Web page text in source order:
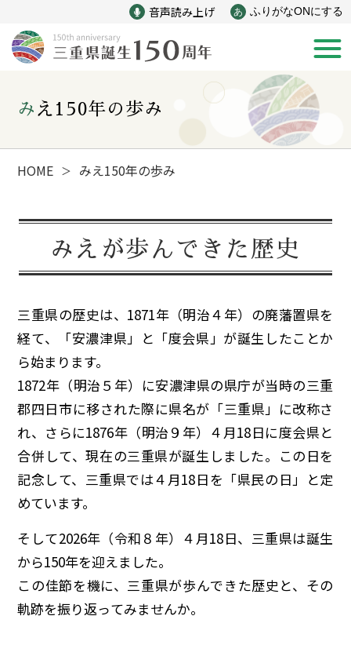
音声読み上げ あ ふりがなONにする
新着情報
みえ150年の歩み
インフラ 偉人
イベント
150周年コラボ
みえ150年の歩み
HOME ＞ みえ150年の歩み
みえが歩んできた歴史
三重県の歴史は、1871年（明治４ 年）の廃藩置県を
経て、「安濃津県」と「度会県」が誕生したことか
ら始まります。
1872年（明治 ５ 年）に安濃津県の県庁が当時の三重
郡四日市に移された際に県名が「三重県」に改称さ
れ、さらに1876年（明治 ９ 年） ４ 月18日に度会県と
合併して、現在の三重県が誕生しました。この日を
記念して、三重県では４ 月18日を「県民の日」と定
めています。
そして2026年（令和 ８ 年） ４ 月18日、三重県は誕生
から150年を迎えました。
この佳節を機に、三重県が歩んできた歴史と、その
軌跡を振り返ってみませんか。